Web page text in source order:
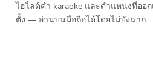
ไฮไลต์คำ karaoke และตำแหน่งที่ออ
ตั้ง — อ่านบนมือถือได้โดยไม่บังฉาก